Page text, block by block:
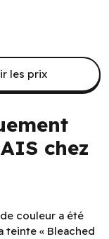
chez
couleur a été
« Bleached
les prix